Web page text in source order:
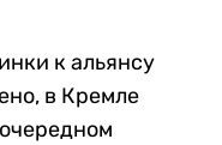
к альянсу
в Кремле